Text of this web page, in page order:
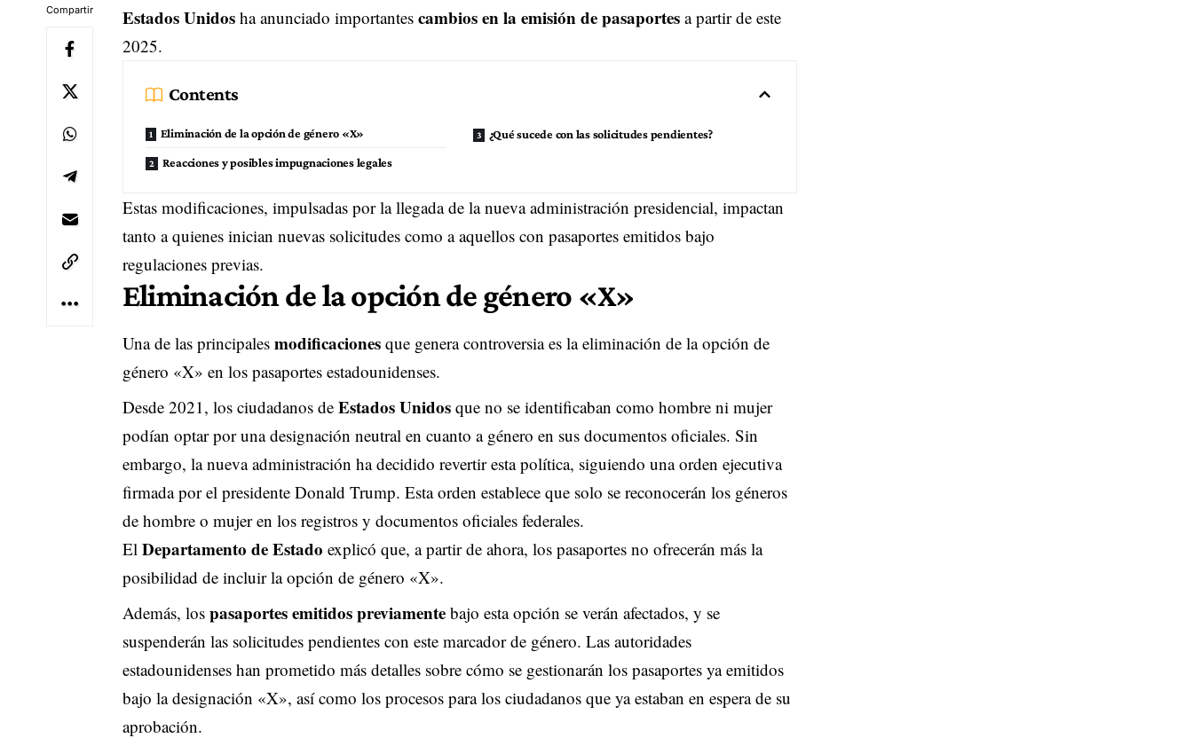
Compartir Estados Unidosha anunciado importantes cambios en la emisión de pasaportesa partir de este
2025.
Contents
Eliminación de la opción de género «X»
Reacciones y posibles impugnaciones legales
¿Qué sucede con las solicitudes pendientes?
Estas modificaciones, impulsadas por la llegada de la nueva administración presidencial, impactan
tanto a quienes inician nuevas solicitudes como a aquellos con pasaportes emitidos bajo
regulaciones previas.
Eliminación de la opción de género «X»
Una de las principales modificacionesque genera controversia es la eliminación de la opción de
género «X» en los pasaportes estadounidenses.
Desde 2021, los ciudadanos de Estados Unidosque no se identificaban como hombre ni mujer
podían optar por una designación neutral en cuanto a género en sus documentos oficiales. Sin
embargo, la nueva administración ha decidido revertir esta política, siguiendo una orden ejecutiva
firmada por el presidente Donald Trump. Esta orden establece que solo se reconocerán los géneros
de hombre o mujer en los registros y documentos oficiales federales.
El Departamento de Estado explicó que, a partir de ahora, los pasaportes no ofrecerán más la
posibilidad de incluir la opción de género «X».
Además, los pasaportes emitidos previamentebajo esta opción se verán afectados, y se
suspenderán las solicitudes pendientes con este marcador de género. Las autoridades
estadounidenses han prometido más detalles sobre cómo se gestionarán los pasaportes ya emitidos
bajo la designación «X», así como los procesos para los ciudadanos que ya estaban en espera de su
aprobación.